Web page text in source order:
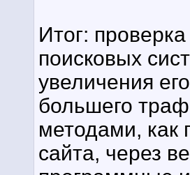
Итог:
поисковых
увеличения
большего
методами, как
сайта, через